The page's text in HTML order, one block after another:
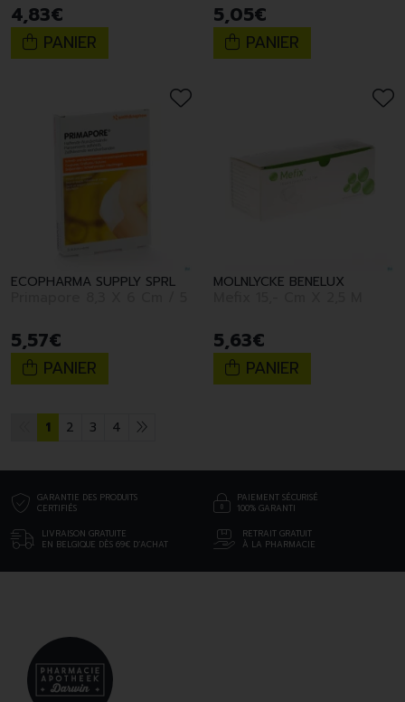
4,83€
PANIER
5,05€
PANIER
ECOPHARMA SUPPLY SPRL
5,57€
PANIER
MOLNLYCKE BENELUX
5,63€
PANIER
1 2 3 4
GARANTIE DES PRODUITS
CERTIFIÉS
PAIEMENT SÉCURISÉ
100% GARANTI
LIVRAISON GRATUITE
EN BELGIQUE DÈS 69€ D’ACHAT
RETRAIT GRATUIT
À LA PHARMACIE